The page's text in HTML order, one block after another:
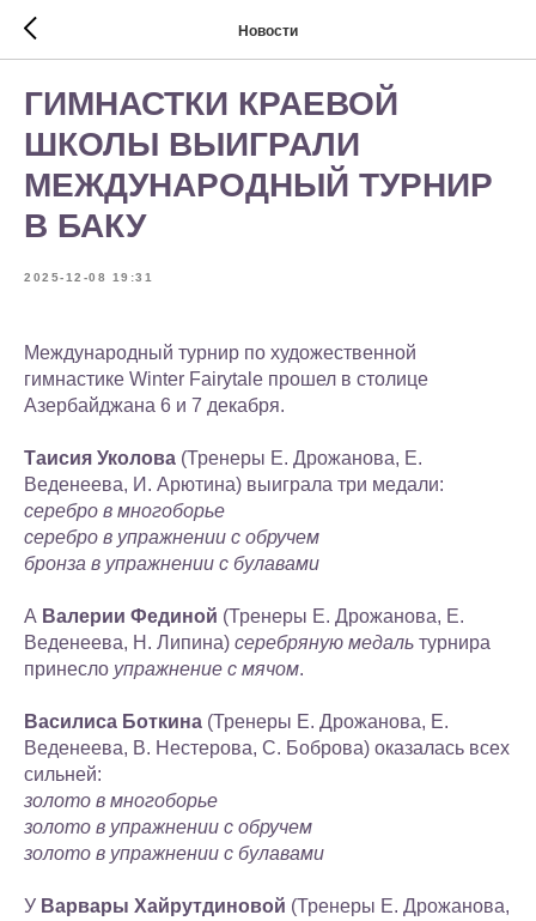
Новости
ГИМНАСТКИ КРАЕВОЙ
ШКОЛЫ ВЫИГРАЛИ
МЕЖДУНАРОДНЫЙ ТУРНИР
В БАКУ
2025-12-08 19:31
Международный турнир по художественной
гимнастике Winter Fairytale прошел в столице
Азербайджана 6 и 7 декабря.
Таисия Уколова (Тренеры Е. Дрожанова, Е.
Веденеева, И. Арютина) выиграла три медали:
серебро в многоборье
серебро в упражнении с обручем
бронза в упражнении с булавами
А Валерии Фединой (Тренеры Е. Дрожанова, Е.
Веденеева, Н. Липина) серебряную медаль турнира
принесло упражнение с мячом.
Василиса Боткина (Тренеры Е. Дрожанова, Е.
Веденеева, В. Нестерова, С. Боброва) оказалась всех
сильней:
золото в многоборье
золото в упражнении с обручем
золото в упражнении с булавами
У Варвары Хайрутдиновой (Тренеры Е. Дрожанова,